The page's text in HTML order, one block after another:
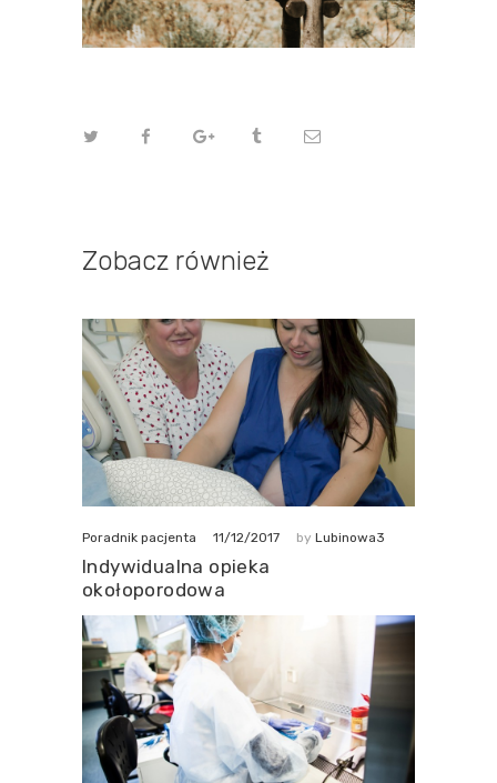
Zobacz również
Poradnik pacjenta 11/12/2017 by Lubinowa3
Indywidualna opieka
okołoporodowa